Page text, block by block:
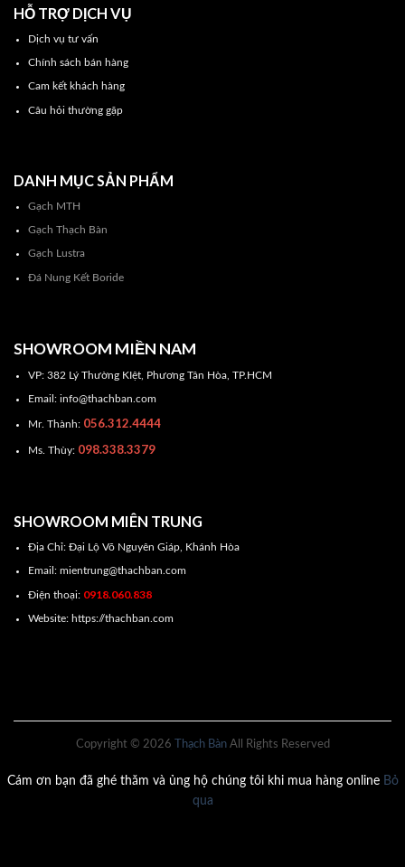
HỖ TRỢ DỊCH VỤ
Dịch vụ tư vấn
Chính sách bán hàng
Cam kết khách hàng
Câu hỏi thường gặp
DANH MỤC SẢN PHẨM
Gạch MTH
Gạch Thạch Bàn
Gạch Lustra
Đá Nung Kết Boride
SHOWROOM MIỀN NAM
VP: 382 Lý Thường KIệt, Phương Tân Hòa, TP.HCM
Email: info@thachban.com
Mr. Thành:056.312.4444
Ms. Thùy: 098.338.3379
SHOWROOM MIÊN TRUNG
Địa Chỉ: Đại Lộ Võ Nguyên Giáp, Khánh Hòa
Email: mientrung@thachban.com
Điện thoại: 0918.060.838
Website: https://thachban.com
Copyright © 2026 Thạch BànAll Rights Reserved
Cám ơn bạn đã ghé thăm và ủng hộ chúng tôi khi mua hàng online Bỏ
qua